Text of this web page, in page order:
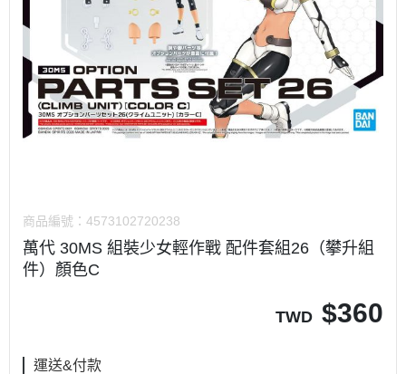
商品編號： 4573102720238
萬代 30MS 組裝少女輕作戰 配件套組26（攀升組
件）顏色C
TWD $360
運送&付款